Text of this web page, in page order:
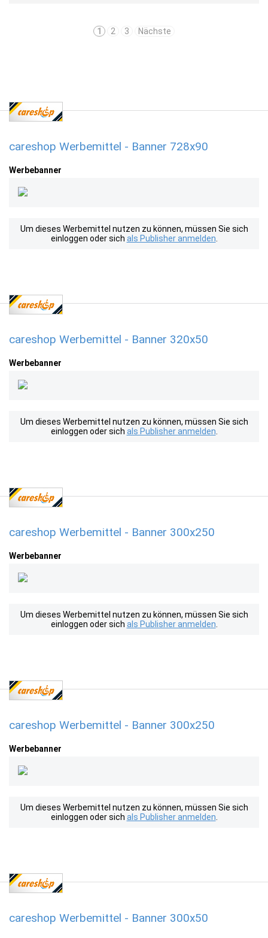
1 2 3 Nächste
careshop Werbemittel - Banner 728x90
Werbebanner
Um dieses Werbemittel nutzen zu können, müssen Sie sich
einloggen oder sich als Publisher anmelden
careshop Werbemittel - Banner 320x50
Werbebanner
Um dieses Werbemittel nutzen zu können, müssen Sie sich
einloggen oder sich als Publisher anmelden
careshop Werbemittel - Banner 300x250
Werbebanner
Um dieses Werbemittel nutzen zu können, müssen Sie sich
einloggen oder sich als Publisher anmelden
careshop Werbemittel - Banner 300x250
Werbebanner
Um dieses Werbemittel nutzen zu können, müssen Sie sich
einloggen oder sich als Publisher anmelden
careshop Werbemittel - Banner 300x50